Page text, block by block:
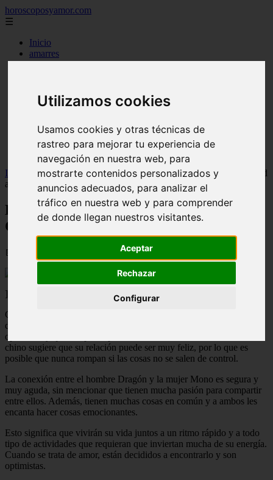
Utilizamos cookies
Usamos cookies y otras técnicas de
rastreo para mejorar tu experiencia de
navegación en nuestra web, para
mostrarte contenidos personalizados y
anuncios adecuados, para analizar el
tráfico en nuestra web y para comprender
de donde llegan nuestros visitantes.
Aceptar
Rechazar
Configurar
horoscoposyamor.com
☰
Inicio
amarres
constelaciones
novedades
numerologia
seres mitologicos
significado de los suenos
Inicio
horoscopos >Hombre Dragón Mono Mujer Compatibilidad
a largo plazo
Hombre Dragón Mono Mujer
Compatibilidad a largo plazo
📅 01/09/2025
]]>
Cuando están juntos, el hombre Dragón y la mujer Mono pueden
divertirse mucho, ya que ambos tienen mucha energía, son siempre
optimistas y quieren participar en nuevas aventuras. El zodíaco
chino sugiere que su relación puede ser muy feliz, por lo que es
posible que nunca rompan si las cosas no se salen de control.
La conexión entre el hombre Dragón y la mujer Mono es segura y
muy aguda, sin mencionar que tienen mucha pasión para compartir
entre ellos. Además, tienen muchas cosas en común y a ambos les
encanta hacer cosas emocionantes.
Esto significa que vivirán su vida juntos a un ritmo rápido y a todo
tipo de actividades que requieran que inviertan mucha de su energía.
Cuando se trata de amor, están decididos a encontrarlo y son
optimistas.